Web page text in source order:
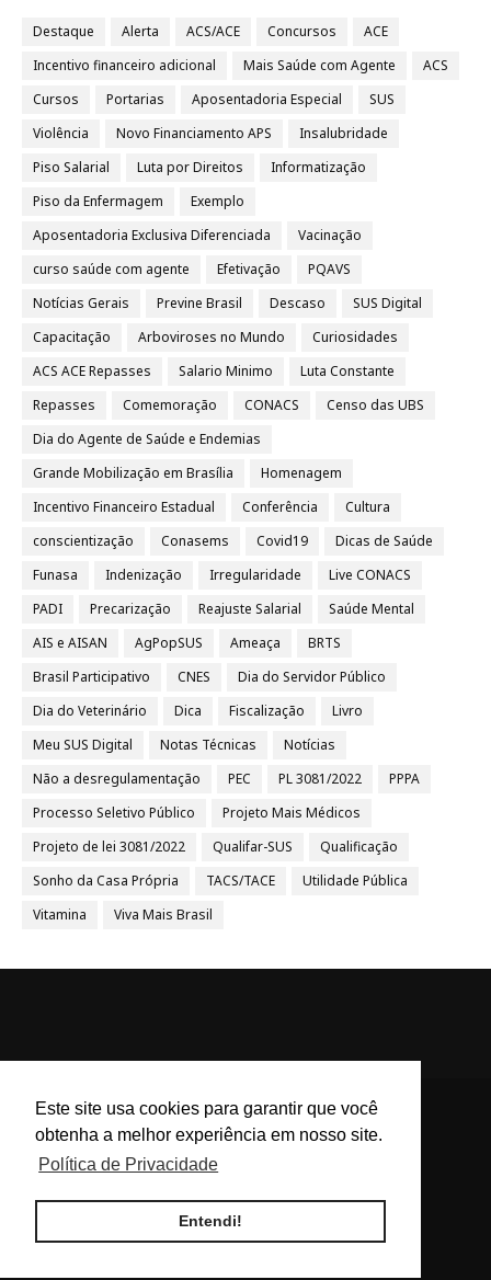
Este site usa cookies para garantir que você
obtenha a melhor experiência em nosso site.
Política de Privacidade
Entendi!
Destaque Alerta ACS/ACE Concursos
ACE
Incentivo financeiro adicional
Mais Saúde com Agente
ACS
Cursos
Portarias Aposentadoria Especial
SUS
Violência
Novo Financiamento APS
Insalubridade
Piso Salarial
Luta por Direitos
Informatização
Piso da Enfermagem
Exemplo
Aposentadoria Exclusiva Diferenciada
Vacinação
curso saúde com agente
Efetivação
PQAVS
Notícias Gerais
Previne Brasil Descaso
SUS Digital
Capacitação
Arboviroses no Mundo
Curiosidades
ACS ACE Repasses
Salario Minimo
Luta Constante
Repasses
Comemoração CONACS
Censo das UBS
Dia do Agente de Saúde e Endemias
Grande Mobilização em Brasília
Homenagem
Incentivo Financeiro Estadual
Conferência
Cultura
conscientização
Conasems Covid19
Dicas de Saúde
Funasa
Indenização Irregularidade
Live CONACS
PADI
Precarização Reajuste Salarial
Saúde Mental
AIS e AISAN
AgPopSUS Ameaça
BRTS
Brasil Participativo
CNES
Dia do Servidor Público
Dia do Veterinário
Dica Fiscalização
Livro
Meu SUS Digital
Notas Técnicas
Notícias
Não a desregulamentação
PEC PL 3081/2022
PPPA
Processo Seletivo Público
Projeto Mais Médicos
Projeto de lei 3081/2022
Qualifar-SUS
Qualificação
Sonho da Casa Própria
TACS/TACE
Utilidade Pública
Vitamina
Viva Mais Brasil
ACS e ACE Brasil - Agentes
Comunitários de Saúde e
Endemias BR